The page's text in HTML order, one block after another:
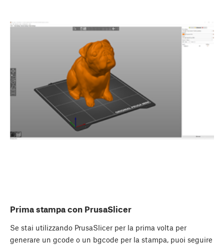
Prima stampa con PrusaSlicer
Se stai utilizzando PrusaSlicer per la prima volta per
generare un gcode o un bgcode per la stampa, puoi seguire